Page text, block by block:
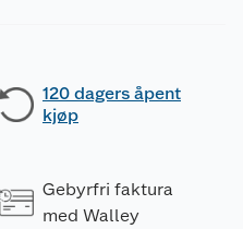
120 dagers åpent
kjøp
Gebyrfri faktura
med Walley